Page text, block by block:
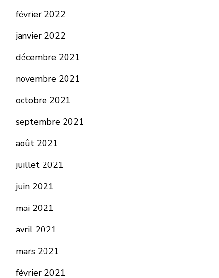
février 2022
janvier 2022
décembre 2021
novembre 2021
octobre 2021
septembre 2021
août 2021
juillet 2021
juin 2021
mai 2021
avril 2021
mars 2021
février 2021